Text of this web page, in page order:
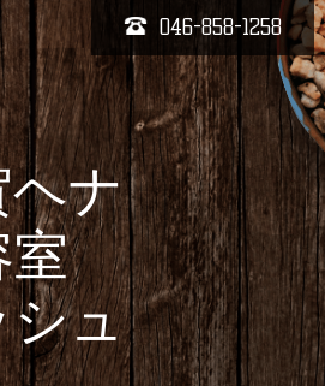
046-858-1258
ナ
室
ュ